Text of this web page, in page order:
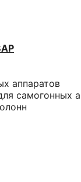
аппаратов
самогонных